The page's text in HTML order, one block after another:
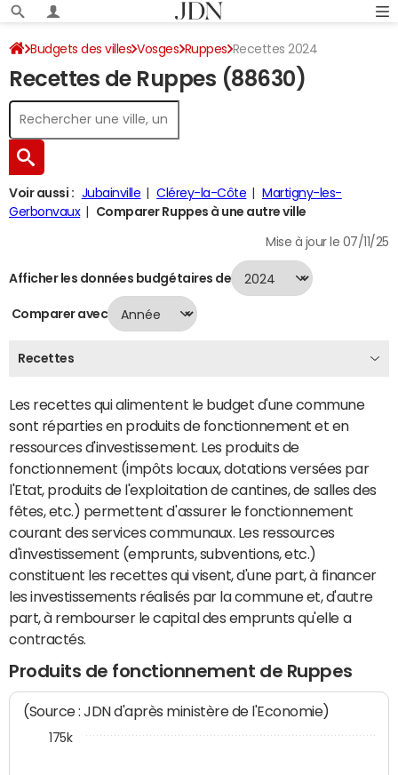
Budgets des villes Vosges Ruppes Recettes 2024
Recettes de Ruppes (88630)
Voir aussi : Jubainville Clérey-la-Côte
Martigny-les-
Gerbonvaux
Comparer Ruppes à une autre ville
Mise à jour le 07/11/25
Afficher les données budgétaires de
Comparer avec
Recettes
Les recettes qui alimentent le budget d'une commune
sont réparties en produits de fonctionnement et en
ressources d'investissement. Les produits de
fonctionnement (impôts locaux, dotations versées par
l'Etat, produits de l'exploitation de cantines, de salles des
fêtes, etc.) permettent d'assurer le fonctionnement
courant des services communaux. Les ressources
d'investissement (emprunts, subventions, etc.)
constituent les recettes qui visent, d'une part, à financer
les investissements réalisés par la commune et, d'autre
part, à rembourser le capital des emprunts qu'elle a
contractés.
Produits de fonctionnement de Ruppes
(Source : JDN d'après ministère de l'Economie)
175k